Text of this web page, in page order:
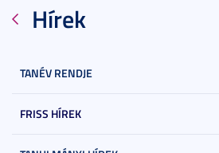
Hírek
TANÉV RENDJE
FRISS HÍREK